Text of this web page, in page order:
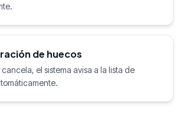
de huecos
el sistema avisa a la lista de